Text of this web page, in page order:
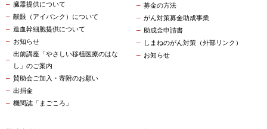
臓器提供について
献眼（アイバンク）について
造血幹細胞提供について
お知らせ
出前講座「やさしい移植医療のはな
し」のご案内
賛助会ご加入・寄附のお願い
出捐金
機関誌「まごころ」
募金の方法
がん対策募金助成事業
助成金申請書
しまねのがん対策（外部リンク）
お知らせ